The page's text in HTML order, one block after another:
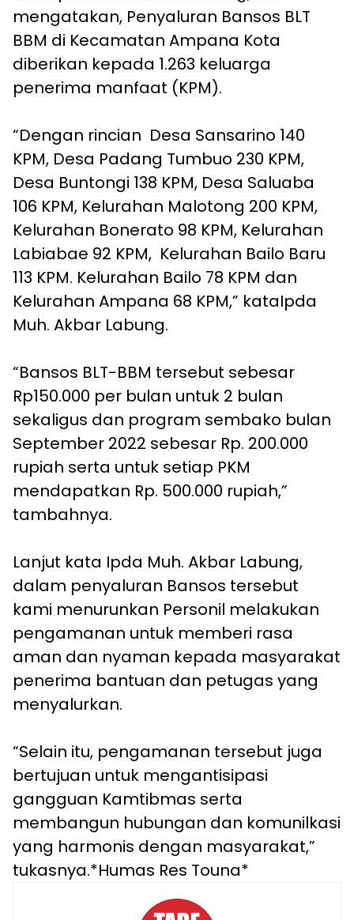
mengatakan, Penyaluran Bansos BLT
BBM di Kecamatan Ampana Kota
diberikan kepada 1.263 keluarga
penerima manfaat (KPM).
“Dengan rincian Desa Sansarino 140
KPM, Desa Padang Tumbuo 230 KPM,
Desa Buntongi 138 KPM, Desa Saluaba
106 KPM, Kelurahan Malotong 200 KPM,
Kelurahan Bonerato 98 KPM, Kelurahan
Labiabae 92 KPM, Kelurahan Bailo Baru
113 KPM. Kelurahan Bailo 78 KPM dan
Kelurahan Ampana 68 KPM,” kataIpda
Muh. Akbar Labung.
“Bansos BLT-BBM tersebut sebesar
Rp150.000 per bulan untuk 2 bulan
sekaligus dan program sembako bulan
September 2022 sebesar Rp. 200.000
rupiah serta untuk setiap PKM
mendapatkan Rp. 500.000 rupiah,”
tambahnya.
Lanjut kata Ipda Muh. Akbar Labung,
dalam penyaluran Bansos tersebut
kami menurunkan Personil melakukan
pengamanan untuk memberi rasa
aman dan nyaman kepada masyarakat
penerima bantuan dan petugas yang
menyalurkan.
“Selain itu, pengamanan tersebut juga
bertujuan untuk mengantisipasi
gangguan Kamtibmas serta
membangun hubungan dan komunilkasi
yang harmonis dengan masyarakat,”
tukasnya.*Humas Res Touna*